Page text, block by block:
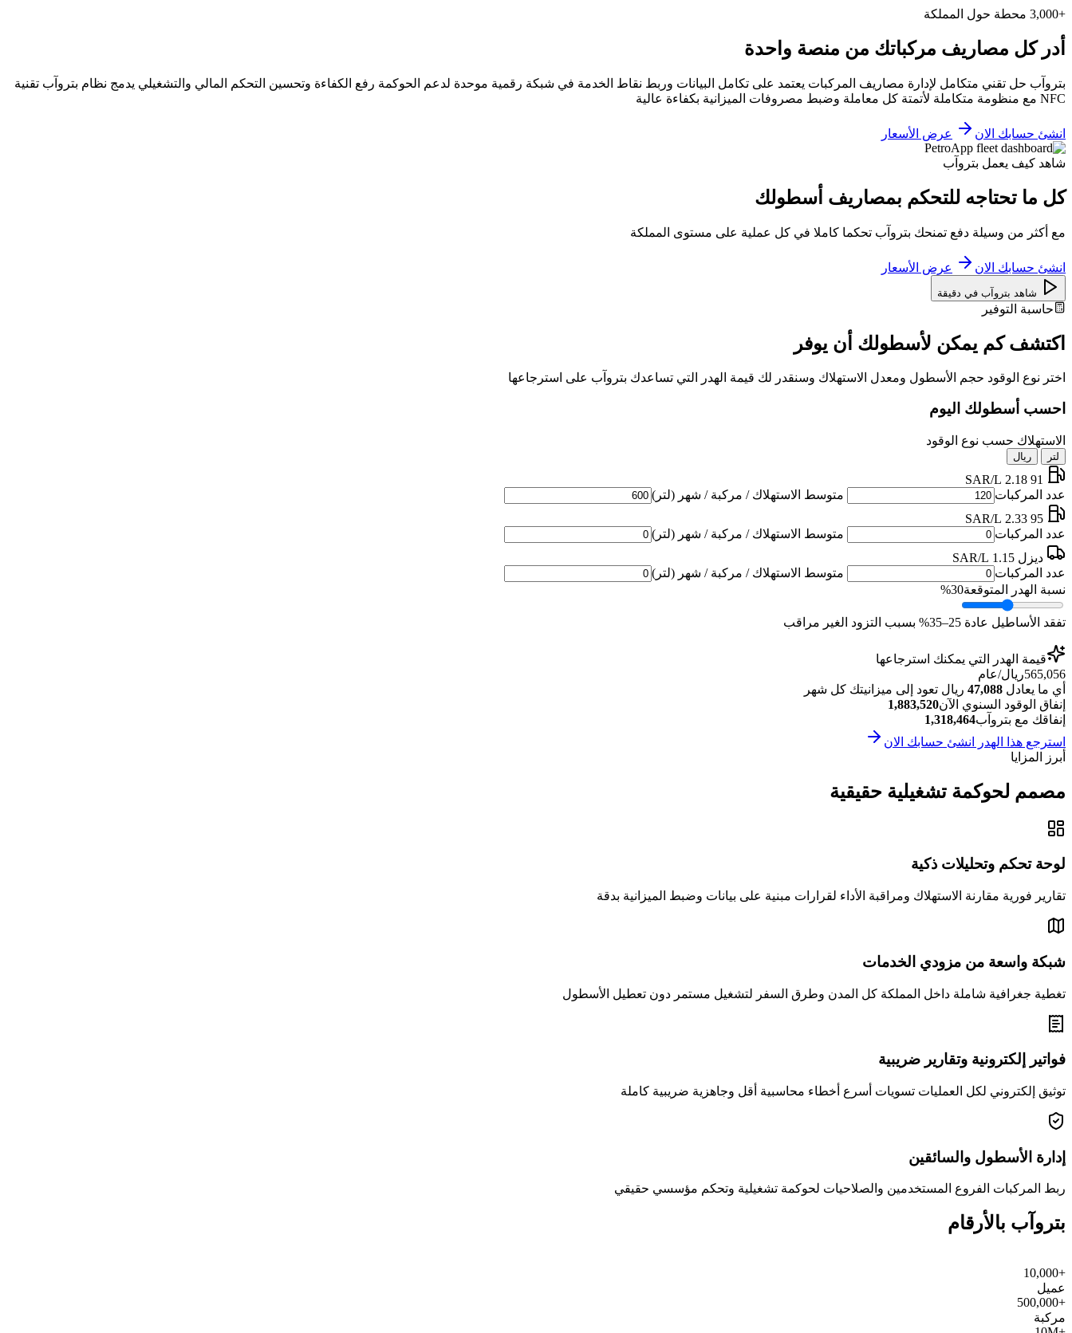
+3,000 محطة حول المملكة
أدر كل مصاريف مركباتك من منصة واحدة
بتروآب حل تقني متكامل لإدارة مصاريف المركبات يعتمد على تكامل البيانات وربط نقاط الخدمة في شبكة رقمية موحدة لدعم الحوكمة رفع الكفاءة وتحسين التحكم المالي والتشغيلي يدمج نظام بتروآب تقنية
NFC مع منظومة متكاملة لأتمتة كل معاملة وضبط مصروفات الميزانية بكفاءة عالية
انشئ حسابك الان عرض الأسعار
شاهد كيف يعمل بتروآب
كل ما تحتاجه للتحكم بمصاريف أسطولك
مع أكثر من وسيلة دفع تمنحك بتروآب تحكما كاملا في كل عملية على مستوى المملكة
انشئ حسابك الان عرض الأسعار
شاهد بتروآب في دقيقة
حاسبة التوفير
اكتشف كم يمكن لأسطولك أن يوفر
اختر نوع الوقود حجم الأسطول ومعدل الاستهلاك وسنقدر لك قيمة الهدر التي تساعدك بتروآب على استرجاعها
احسب أسطولك اليوم
الاستهلاك حسب نوع الوقود
لتر ريال
91
2.18 SAR/L
عدد المركبات
متوسط الاستهلاك / مركبة / شهر (لتر)
95
2.33 SAR/L
عدد المركبات
متوسط الاستهلاك / مركبة / شهر (لتر)
ديزل 1.15 SAR/L
عدد المركبات
متوسط الاستهلاك / مركبة / شهر (لتر)
نسبة الهدر المتوقعة30%
تفقد الأساطيل عادة 25–35% بسبب التزود الغير مراقب
قيمة الهدر التي يمكنك استرجاعها
565,056ريال/عام
أي ما يعادل 47,088 ريال تعود إلى ميزانيتك كل شهر
إنفاق الوقود السنوي الآن1,883,520
إنفاقك مع بتروآب1,318,464
استرجع هذا الهدر انشئ حسابك الان
أبرز المزايا
مصمم لحوكمة تشغيلية حقيقية
لوحة تحكم وتحليلات ذكية
تقارير فورية مقارنة الاستهلاك ومراقبة الأداء لقرارات مبنية على بيانات وضبط الميزانية بدقة
شبكة واسعة من مزودي الخدمات
تغطية جغرافية شاملة داخل المملكة كل المدن وطرق السفر لتشغيل مستمر دون تعطيل الأسطول
فواتير إلكترونية وتقارير ضريبية
توثيق إلكتروني لكل العمليات تسويات أسرع أخطاء محاسبية أقل وجاهزية ضريبية كاملة
إدارة الأسطول والسائقين
ربط المركبات الفروع المستخدمين والصلاحيات لحوكمة تشغيلية وتحكم مؤسسي حقيقي
بتروآب بالأرقام
+10,000
عميل
+500,000
مركبة